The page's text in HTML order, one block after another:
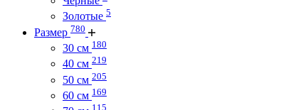
Золотые 5
Размер 780
30 см 180
40 см 219
50 см 205
60 см 169
115